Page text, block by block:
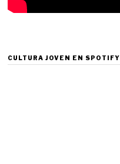
CULTURA JOVEN EN SPOTIFY